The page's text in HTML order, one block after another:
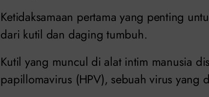
Ketidaksamaan pertama yang penting
dari kutil dan daging tumbuh.
Kutil yang muncul di alat intim manusia
papillomavirus (HPV), sebuah virus yang